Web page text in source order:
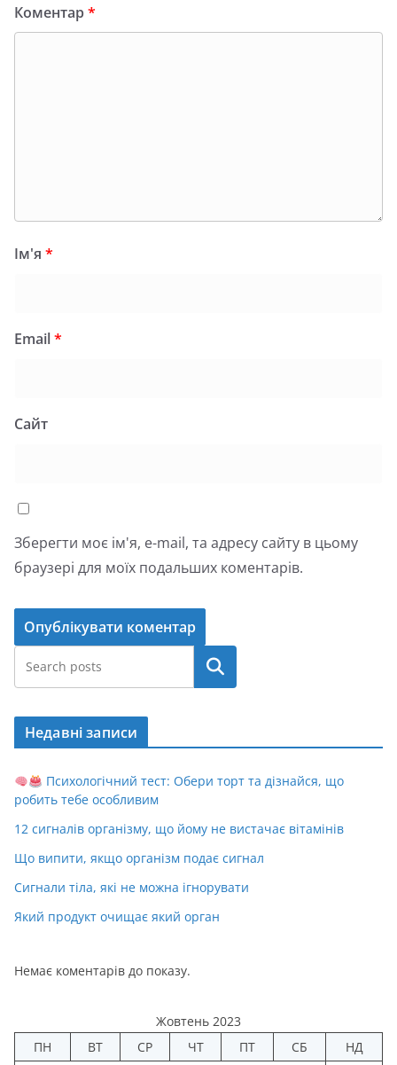
Коментар*
Ім'я *
Email*
Сайт
Зберегти моє ім'я, e-mail, та адресу сайту в цьому
браузері для моїх подальших коментарів.
Пошук
Недавні записи
Психологічний тест: Обери торт та дізнайся, що
робить тебе особливим
12 сигналів організму, що йому не вистачає вітамінів
Що випити, якщо організм подає сигнал
Сигнали тіла, які не можна ігнорувати
Який продукт очищає який орган
Немає коментарів до показу.
Жовтень 2023
ПН
ВТ СР ЧТ ПТ СБ НД